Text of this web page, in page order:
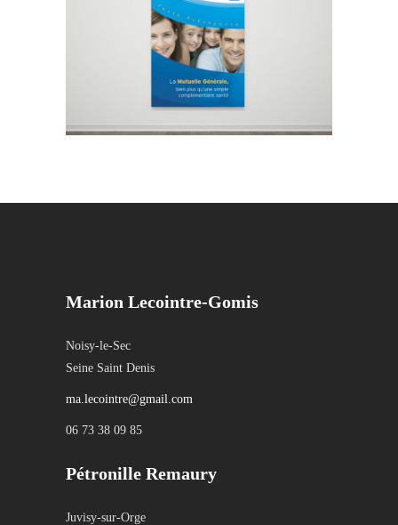
Marion Lecointre-Gomis
Noisy-le-Sec
Seine Saint Denis
ma.lecointre@gmail.com
06 73 38 09 85
Pétronille Remaury
Juvisy-sur-Orge